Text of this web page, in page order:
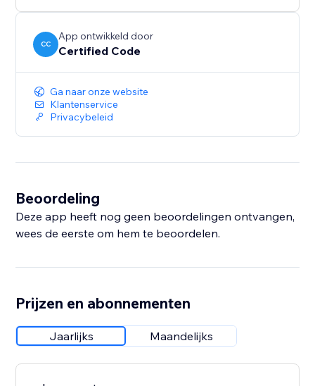
CC
App ontwikkeld door
Certified Code
Ga naar onze website
Klantenservice
Privacybeleid
Beoordeling
Deze app heeft nog geen beoordelingen ontvangen,
wees de eerste om hem te beoordelen.
Prijzen en abonnementen
Jaarlijks Maandelijks